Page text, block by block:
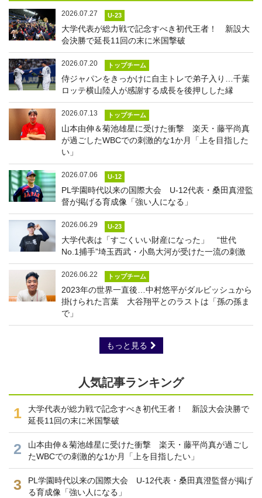
2026.07.27 U-23
大学代表が総力戦で記念すべき初代王者！ 新設大
会決勝で延長11回の末に米国撃破
2026.07.20 トップチーム
侍ジャパンをきっかけに自主トレで弟子入り…千葉
ロッテ横山陸人が感謝する成長を後押しした縁
2026.07.13 トップチーム
山本由伸＆菊池雄星に受けた衝撃 楽天・藤平尚真
が過ごしたWBCでの刺激的な1か月「上を目指した
い」
2026.07.06 U-12
PL学園時代以来の国際大会 U-12代表・桑田真澄監
督が掲げる育成像「強い人になる」
2026.06.29 U-23
大学代表は「すごくいい財産になった」 “世代
No.1捕手”埼玉西武・小島大河が受けた一流の刺激
2026.06.22 トップチーム
2023年の世界一直後…中村悠平がダルビッシュから
掛けられた言葉 大谷翔平とのラストは「孫の孫ま
で」
もっと見る
人気記事ランキング
1
大学代表が総力戦で記念すべき初代王者！ 新設大会決勝で
延長11回の末に米国撃破
2
山本由伸＆菊池雄星に受けた衝撃 楽天・藤平尚真が過ごし
たWBCでの刺激的な1か月「上を目指したい」
3
PL学園時代以来の国際大会 U-12代表・桑田真澄監督が掲げ
る育成像「強い人になる」